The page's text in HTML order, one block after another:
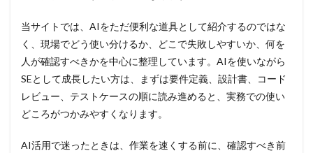
当サイトでは、AIをただ便利な道具として紹介するのではな
く、現場でどう使い分けるか、どこで失敗しやすいか、何を
人が確認すべきかを中心に整理しています。AIを使いながら
SEとして成長したい方は、まずは要件定義、設計書、コード
レビュー、テストケースの順に読み進めると、実務での使い
どころがつかみやすくなります。
AI活用で迷ったときは、作業を速くする前に、確認すべき前